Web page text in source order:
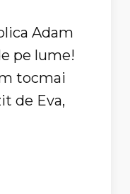
Adam
pe lume!
tocmai
de Eva,